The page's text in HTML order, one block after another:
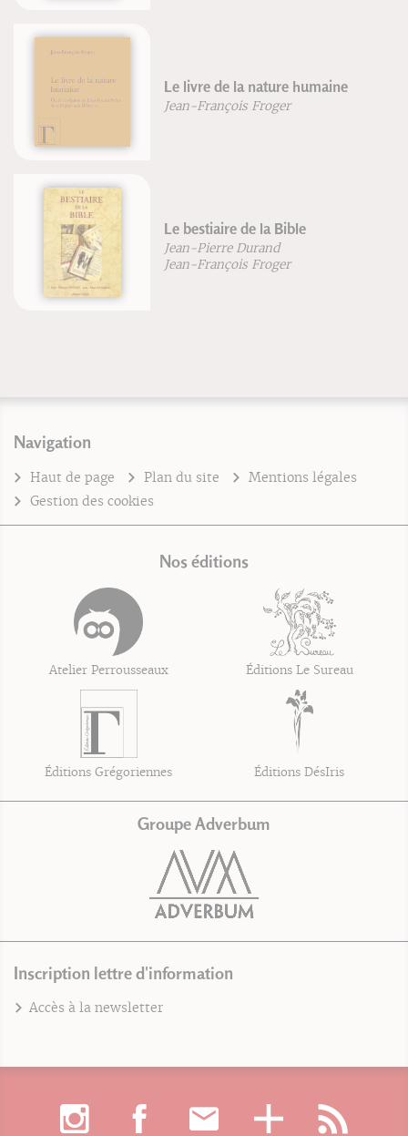
Le livre de la nature humaine
Jean-François Froger
Le bestiaire de la Bible
Jean-Pierre Durand
Jean-François Froger
Navigation
Haut de page Plan du site
Mentions légales
Gestion des cookies
Nos éditions
Atelier Perrousseaux Éditions Le Sureau
Éditions Grégoriennes Éditions DésIris
Groupe Adverbum
Inscription lettre d'information
Accès à la newsletter